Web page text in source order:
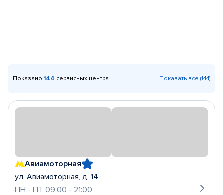
Показано 144 сервисных центра Показать все (144)
Авиамоторная
ул. Авиамоторная, д. 14
ПН - ПТ 09:00 - 21:00